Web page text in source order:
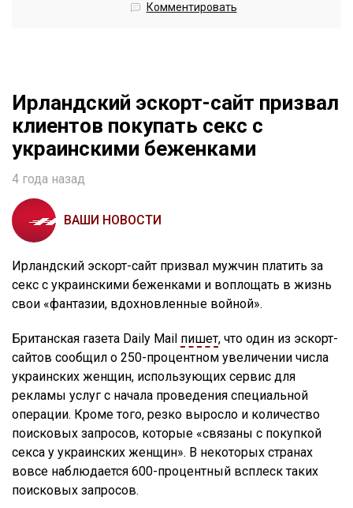
Комментировать
Ирландский эскорт-сайт призвал
клиентов покупать секс с
украинскими беженками
4 года назад
ВАШИ НОВОСТИ
Ирландский эскорт-сайт призвал мужчин платить за
секс с украинскими беженками и воплощать в жизнь
свои «фантазии, вдохновленные войной».
Британская газета Daily Mail пишет, что один из эскорт-
сайтов сообщил о 250-процентном увеличении числа
украинских женщин, использующих сервис для
рекламы услуг с начала проведения специальной
операции. Кроме того, резко выросло и количество
поисковых запросов, которые «связаны с покупкой
секса у украинских женщин». В некоторых странах
вовсе наблюдается 600-процентный всплеск таких
поисковых запросов.